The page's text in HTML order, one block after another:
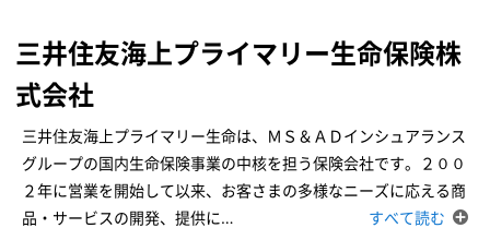
三井住友海上プライマリー生命保険株
式会社
三井住友海上プライマリー生命は、ＭＳ＆ＡＤインシュアランス
グループの国内生命保険事業の中核を担う保険会社です。２００
２年に営業を開始して以来、お客さまの多様なニーズに応える商
品・サービスの開発、提供に… すべて読む